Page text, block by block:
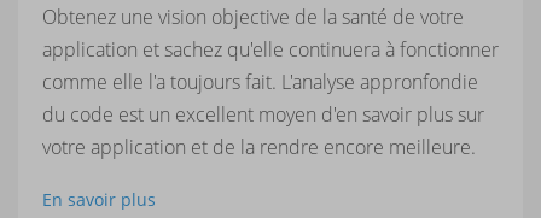
Obtenez une vision objective de la santé de votre
application et sachez qu'elle continuera à fonctionner
comme elle l'a toujours fait. L'analyse appronfondie
du code est un excellent moyen d'en savoir plus sur
votre application et de la rendre encore meilleure.
En savoir plus